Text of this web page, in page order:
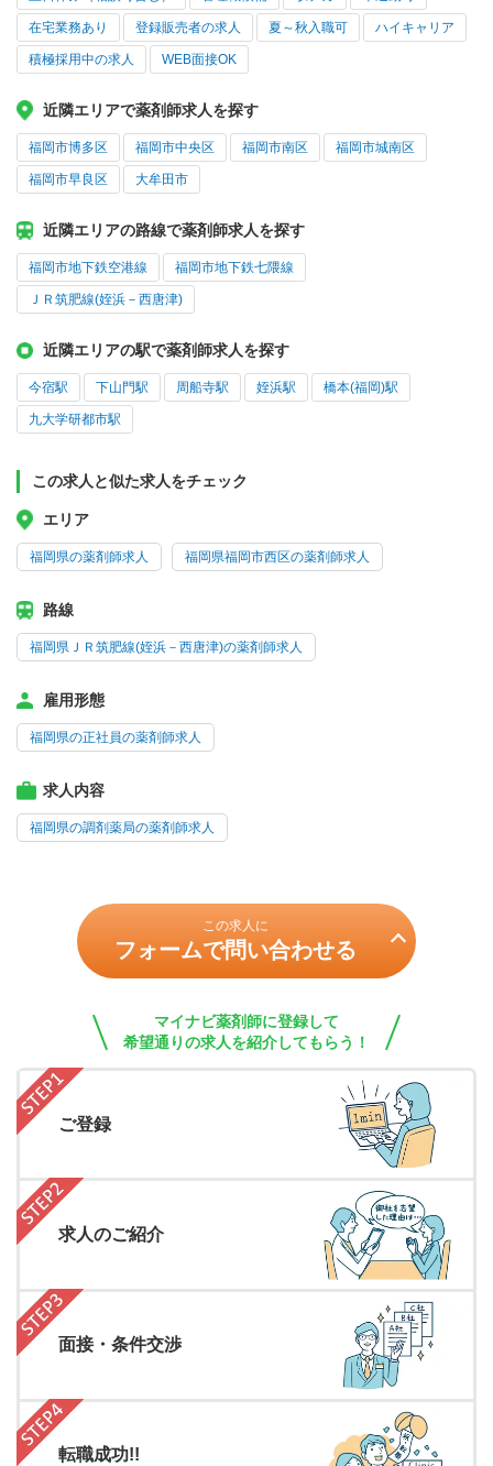
在宅業務あり 登録販売者の求人 夏～秋入職可 ハイキャリア
積極採用中の求人 WEB面接OK
近隣エリアで薬剤師求人を探す
福岡市博多区 福岡市中央区 福岡市南区 福岡市城南区
福岡市早良区 大牟田市
近隣エリアの路線で薬剤師求人を探す
福岡市地下鉄空港線 福岡市地下鉄七隈線
ＪＲ筑肥線(姪浜－西唐津)
近隣エリアの駅で薬剤師求人を探す
今宿駅 下山門駅 周船寺駅 姪浜駅 橋本(福岡)駅
九大学研都市駅
この求人と似た求人をチェック
エリア
福岡県の薬剤師求人 福岡県福岡市西区の薬剤師求人
路線
福岡県ＪＲ筑肥線(姪浜－西唐津)の薬剤師求人
雇用形態
福岡県の正社員の薬剤師求人
求人内容
福岡県の調剤薬局の薬剤師求人
この求人に
フォームで問い合わせる
マイナビ薬剤師に登録して
希望通りの求人を紹介してもらう！
ご登録
求人のご紹介
面接・条件交渉
転職成功!!